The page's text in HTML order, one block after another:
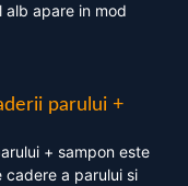
alb apare in mod
parului +
+ sampon este
cadere a parului si